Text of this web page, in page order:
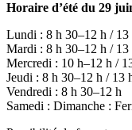
Horaire d’été du 29
Lundi : 8 h 30–12 h / 13
Mardi : 8 h 30–12 h / 13
Mercredi : 10 h–12 h /
Jeudi : 8 h 30–12 h / 13
Vendredi : 8 h 30–12 h
Samedi : Dimanche :